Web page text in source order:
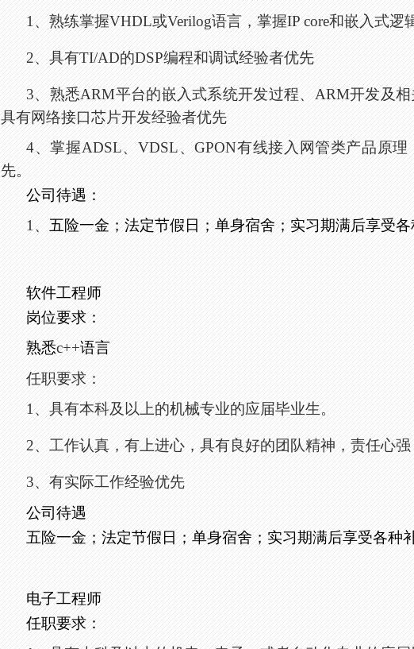
1、 熟练掌握VHDL或Verilog语言，掌握IP core和嵌入式逻
2、 具有TI/AD的DSP编程和调试经验者优先
3、 熟悉ARM平台的嵌入式系统开发过程、 ARM开发及相
具有网络接口芯片开发经验者优先
4、掌握ADSL、 VDSL、GPON有线接入网管类产品原
先。
公司待遇：
1、 五险一金；法定节假日；单身宿舍；实习期满后享受各
软件工程师
岗位要求：
熟悉c++语言
任职要求：
1、 具有本科及以上的机械专业的应届毕业生。
2、 工作认真，有上进心，具有良好的团队精神，责任心强
3、 有实际工作经验优先
公司待遇
五险一金；法定节假日；单身宿舍；实习期满后享受各种
电子工程师
任职要求：